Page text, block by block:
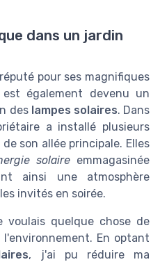
dans un jardin
pour ses magnifiques
est également devenu un
des lampes solaires. Dans
a installé plusieurs
son allée principale. Elles
solaireemmagasinée
ainsi une atmosphère
invités en soirée.
quelque chose de
En optant
, j'ai pu réduire ma